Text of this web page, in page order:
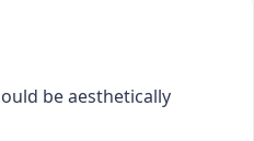
be aesthetically